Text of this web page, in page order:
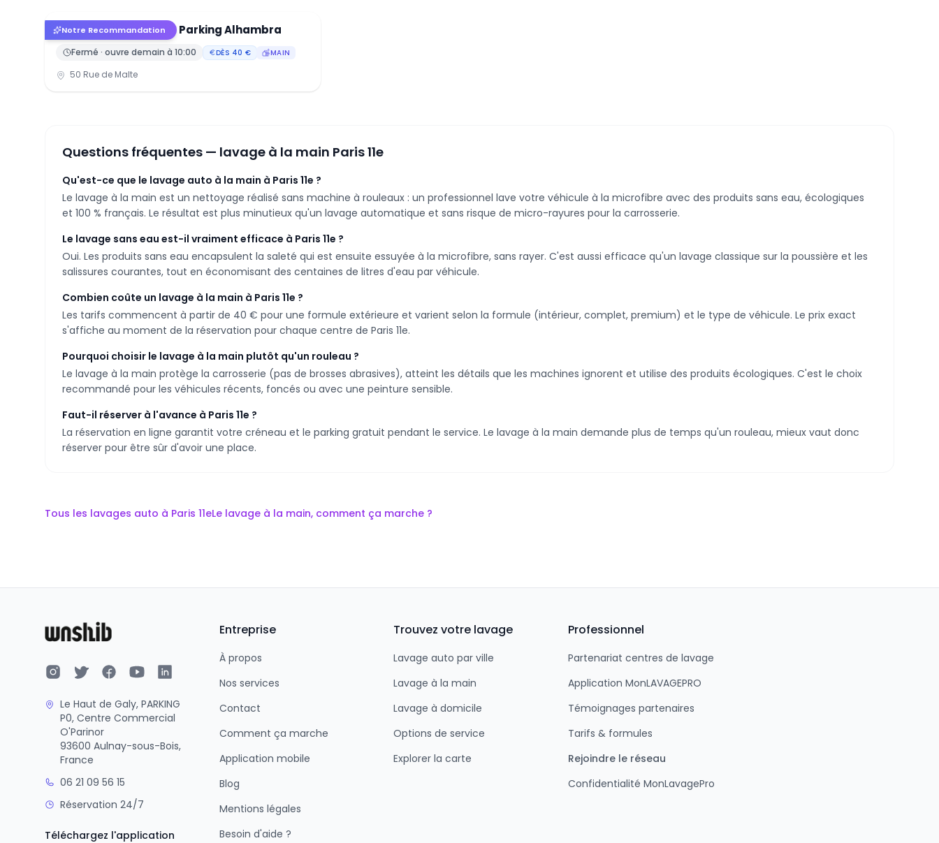
Notre Recommandation
4.2( 54avis)
Lavage auto Paris 11 - Parking Alhambra
Fermé · ouvre demain à 10:00 DÈS 40 € MAIN
50 Rue de Malte
Questions fréquentes — lavage à la main Paris 11e
Qu'est-ce que le lavage auto à la main à Paris 11e ?
Le lavage à la main est un nettoyage réalisé sans machine à rouleaux : un professionnel lave votre véhicule à la microfibre avec des produits sans eau, écologiques
et 100 % français. Le résultat est plus minutieux qu'un lavage automatique et sans risque de micro-rayures pour la carrosserie.
Le lavage sans eau est-il vraiment efficace à Paris 11e ?
Oui. Les produits sans eau encapsulent la saleté qui est ensuite essuyée à la microfibre, sans rayer. C'est aussi efficace qu'un lavage classique sur la poussière et les
salissures courantes, tout en économisant des centaines de litres d'eau par véhicule.
Combien coûte un lavage à la main à Paris 11e ?
Les tarifs commencent à partir de 40 € pour une formule extérieure et varient selon la formule (intérieur, complet, premium) et le type de véhicule. Le prix exact
s'affiche au moment de la réservation pour chaque centre de Paris 11e.
Pourquoi choisir le lavage à la main plutôt qu'un rouleau ?
Le lavage à la main protège la carrosserie (pas de brosses abrasives), atteint les détails que les machines ignorent et utilise des produits écologiques. C'est le choix
recommandé pour les véhicules récents, foncés ou avec une peinture sensible.
Faut-il réserver à l'avance à Paris 11e ?
La réservation en ligne garantit votre créneau et le parking gratuit pendant le service. Le lavage à la main demande plus de temps qu'un rouleau, mieux vaut donc
réserver pour être sûr d'avoir une place.
Tous les lavages auto à Paris 11eLe lavage à la main, comment ça marche ?
Le Haut de Galy, PARKING
P0, Centre Commercial
O'Parinor
93600 Aulnay-sous-Bois,
France
06 21 09 56 15
Réservation 24/7
Téléchargez l'application
Entreprise
À propos
Nos services
Contact
Comment ça marche
Application mobile
Blog
Mentions légales
Besoin d'aide ?
Trouvez votre lavage
Lavage auto par ville
Lavage à la main
Lavage à domicile
Options de service
Explorer la carte
Professionnel
Partenariat centres de lavage
Application MonLAVAGEPRO
Témoignages partenaires
Tarifs & formules
Rejoindre le réseau
Confidentialité MonLavagePro